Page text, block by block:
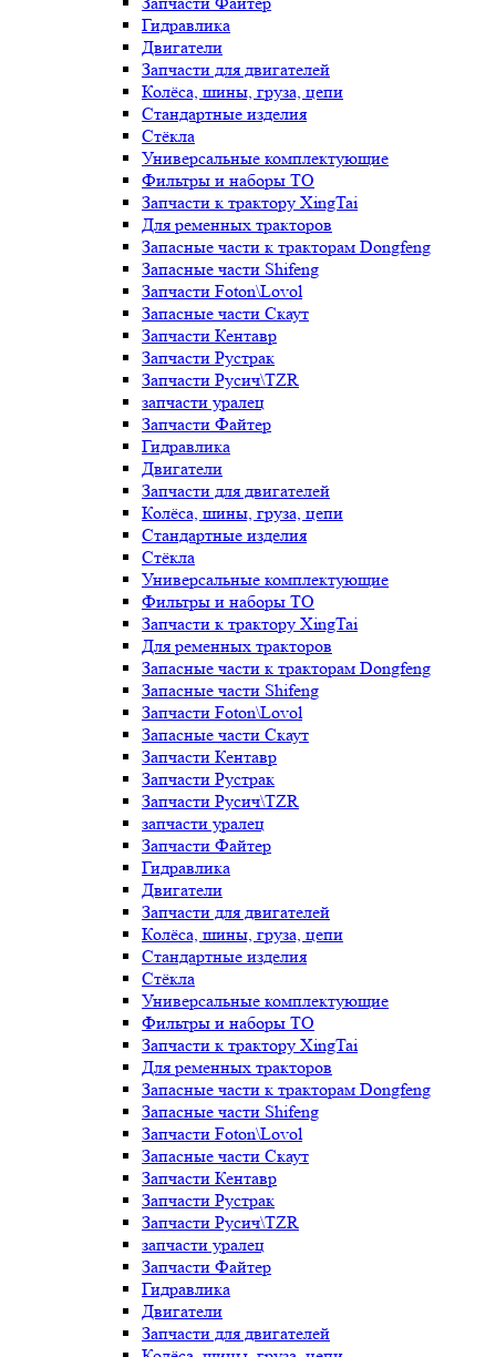
Гидравлика
Двигатели
Запчасти для двигателей
Колёса, шины, груза, цепи
Стандартные изделия
Стёкла
Универсальные комплектующие
Фильтры и наборы ТО
Запчасти к трактору XingTai
Для ременных тракторов
Запасные части к тракторам Dongfeng
Запасные части Shifeng
Запчасти Foton\Lovol
Запасные части Скаут
Запчасти Кентавр
Запчасти Рустрак
Запчасти Русич\TZR
запчасти уралец
Запчасти Файтер
Гидравлика
Двигатели
Запчасти для двигателей
Колёса, шины, груза, цепи
Стандартные изделия
Стёкла
Универсальные комплектующие
Фильтры и наборы ТО
Запчасти к трактору XingTai
Для ременных тракторов
Запасные части к тракторам Dongfeng
Запасные части Shifeng
Запчасти Foton\Lovol
Запасные части Скаут
Запчасти Кентавр
Запчасти Рустрак
Запчасти Русич\TZR
запчасти уралец
Запчасти Файтер
Гидравлика
Двигатели
Запчасти для двигателей
Колёса, шины, груза, цепи
Стандартные изделия
Стёкла
Универсальные комплектующие
Фильтры и наборы ТО
Запчасти к трактору XingTai
Для ременных тракторов
Запасные части к тракторам Dongfeng
Запасные части Shifeng
Запчасти Foton\Lovol
Запасные части Скаут
Запчасти Кентавр
Запчасти Рустрак
Запчасти Русич\TZR
запчасти уралец
Запчасти Файтер
Гидравлика
Двигатели
Запчасти для двигателей